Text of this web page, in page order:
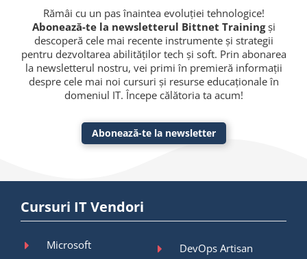
Rămâi cu un pas înaintea evoluției tehnologice!
Abonează-te la newsletterul Bittnet Trainingși
descoperă cele mai recente instrumente și strategii
pentru dezvoltarea abilităților tech și soft. Prin abonarea
la newsletterul nostru, vei primi în premieră informații
despre cele mai noi cursuri și resurse educaționale în
domeniul IT. Începe călătoria ta acum!
Abonează-te la newsletter
Cursuri IT Vendori
Microsoft
DevOps Artisan